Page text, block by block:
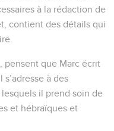
à la rédaction de
contient des détails qui
pensent que Marc écrit
à des
il prend soin de
et hébraïques et